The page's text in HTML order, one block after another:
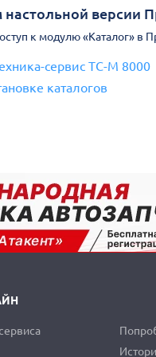
настольной версии
к модулю «Каталог» в
сервис ТС-М 8000
каталогов